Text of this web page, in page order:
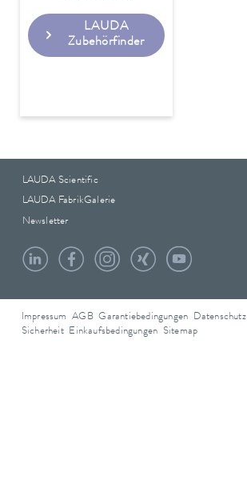
LAUDA
Zubehörfinder
LAUDA Scientific
LAUDA FabrikGalerie
Newsletter
Impressum AGB Garantiebedingungen Datenschutz
Sicherheit Einkaufsbedingungen Sitemap